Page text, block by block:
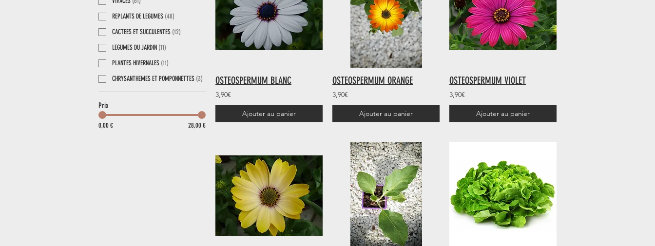
REPLANTS DE LEGUMES (48)
CACTEES ET SUCCULENTES (12)
LEGUMES DU JARDIN (11)
PLANTES HIVERNALES (11)
CHRYSANTHEMES ET POMPONNETTES (3)
Prix
0,00 € 28,00 €
OSTEOSPERMUM BLANC
3,90€
Ajouter au panier
OSTEOSPERMUM ORANGE
3,90€
Ajouter au panier
OSTEOSPERMUM VIOLET
3,90€
Ajouter au panier